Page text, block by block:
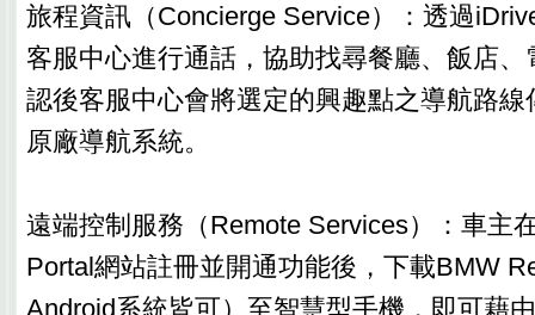
旅程資訊（Concierge Service）：透過
客服中心進行通話，協助找尋餐廳、飯店
認後客服中心會將選定的興趣點之導航路
原廠導航系統。
遠端控制服務（Remote Services）：車主
Portal網站註冊並開通功能後，下載BMW
Android系統皆可）至智慧型手機，即可藉